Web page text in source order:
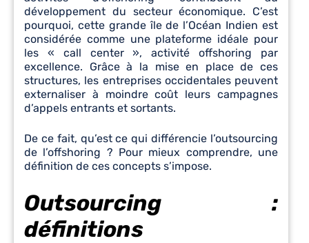
développement du secteur économique. C’est
pourquoi, cette grande île de l’Océan Indien est
considérée comme une plateforme idéale pour
les « call center », activité offshoring par
excellence. Grâce à la mise en place de ces
structures, les entreprises occidentales peuvent
externaliser à moindre coût leurs campagnes
d’appels entrants et sortants.
De ce fait, qu’est ce qui différencie l’outsourcing
de l’offshoring ? Pour mieux comprendre, une
définition de ces concepts s’impose.
Outsourcing :
définitions